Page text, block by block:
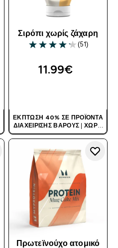
Σιρόπι χωρίς ζάχαρη
4.2 out of 5 stars
(51)
11.99€‎
ΈΚΠΤΩΣΗ 40% ΣΕ ΠΡΟΪΌΝΤΑ
ΔΙΑΧΕΊΡΙΣΗΣ ΒΆΡΟΥΣ | ΧΩΡΊΣ
ΚΩΔΙΚΌ
Πρωτεϊνούχο ατομικό